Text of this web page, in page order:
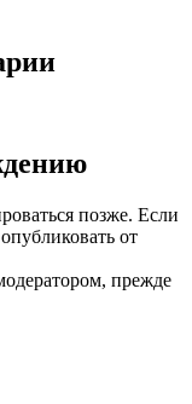
позже. Если
от
прежде